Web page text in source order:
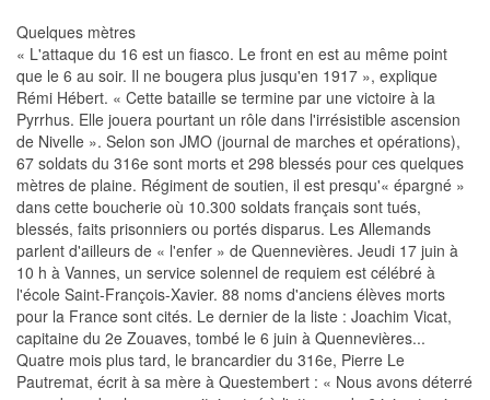
Quelques mètres
« L'attaque du 16 est un fiasco. Le front en est au même point
que le 6 au soir. Il ne bougera plus jusqu'en 1917 », explique
Rémi Hébert. « Cette bataille se termine par une victoire à la
Pyrrhus. Elle jouera pourtant un rôle dans l'irrésistible ascension
de Nivelle ». Selon son JMO (journal de marches et opérations),
67 soldats du 316e sont morts et 298 blessés pour ces quelques
mètres de plaine. Régiment de soutien, il est presqu'« épargné »
dans cette boucherie où 10.300 soldats français sont tués,
blessés, faits prisonniers ou portés disparus. Les Allemands
parlent d'ailleurs de « l'enfer » de Quennevières. Jeudi 17 juin à
10 h à Vannes, un service solennel de requiem est célébré à
l'école Saint-François-Xavier. 88 noms d'anciens élèves morts
pour la France sont cités. Le dernier de la liste : Joachim Vicat,
capitaine du 2e Zouaves, tombé le 6 juin à Quennevières...
Quatre mois plus tard, le brancardier du 316e, Pierre Le
Pautremat, écrit à sa mère à Questembert : « Nous avons déterré